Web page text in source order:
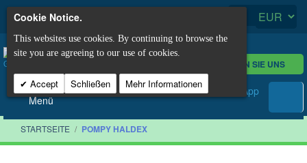
KONTAKTIEREN SIE UNS
Menü
STARTSEITE / POMPY HALDEX
Cookie Notice.
This websites use cookies. By continuing to browse the
site you are agreeing to our use of cookies.
Accept Schließen Mehr Informationen